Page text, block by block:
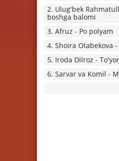
2. Ulug'bek
boshga balomi
3. Afruz - Po polyam
4. Shoira Otabekova
5. Iroda Dilroz -
6. Sarvar va Komil -